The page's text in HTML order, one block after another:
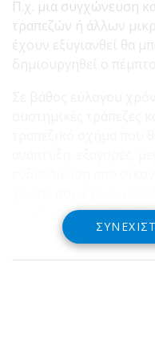
Π.χ. μια συγχώνευση
τραπεζών ή άλλων
έχουν εξυγιανθεί θα
ικανότητες του